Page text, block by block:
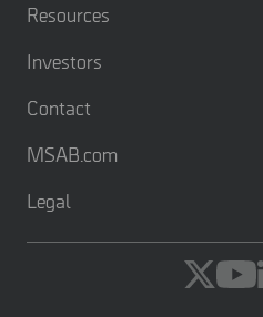
Resources
Investors
Contact
MSAB.com
Legal